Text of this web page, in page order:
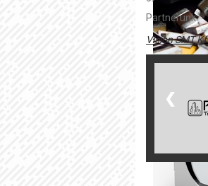
Partnerünk:
Vision SMT
❮